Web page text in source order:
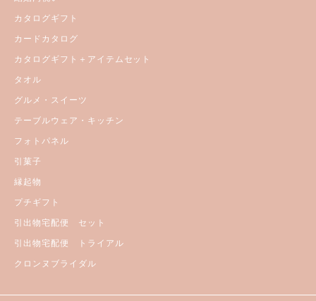
カタログギフト
カードカタログ
カタログギフト＋アイテムセット
タオル
グルメ・スイーツ
テーブルウェア・キッチン
フォトパネル
引菓子
縁起物
プチギフト
引出物宅配便 セット
引出物宅配便 トライアル
クロンヌブライダル